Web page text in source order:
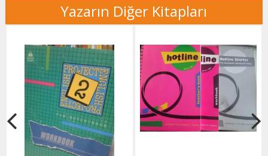
Yazarın Diğer Kitapları